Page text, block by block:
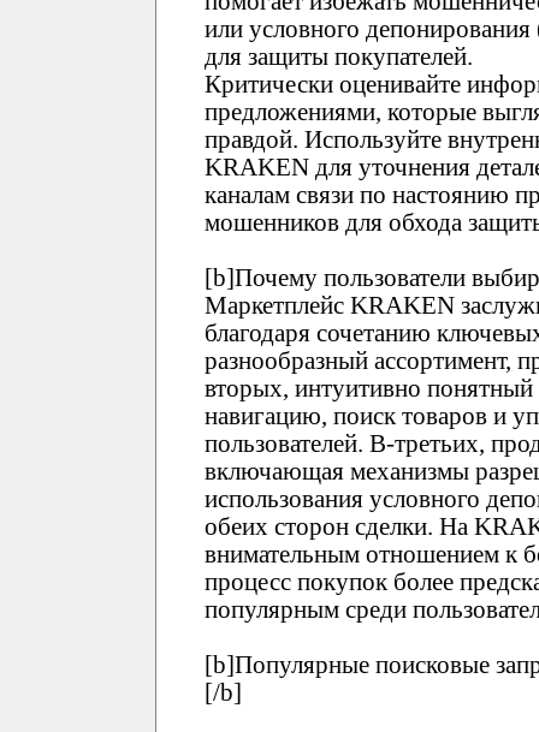
или условного
для защиты покупателей.
Критически оценивайте
предложениями, которые
правдой. Используйте
KRAKEN для уточнения
каналам связи по настоянию
мошенников для обхода
[b]Почему пользователи
Маркетплейс KRAKEN
благодаря сочетанию
разнообразный ассортимент,
вторых, интуитивно
навигацию, поиск товаров и
пользователей. В-третьих,
включающая механизмы
использования условного
обеих сторон сделки. На
внимательным отношением к
процесс покупок более
популярным среди
[b]Популярные поисковые
[/b]